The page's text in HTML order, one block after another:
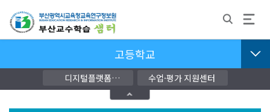
고등학교
디지털플랫폼
교단지원자료
수업·평가 지원센터